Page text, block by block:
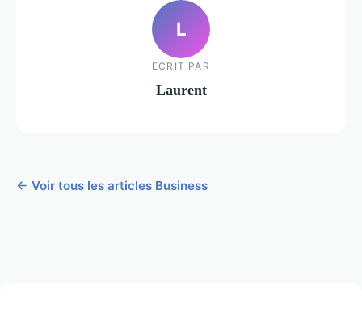
L
ECRIT PAR
Laurent
← Voir tous les articles Business